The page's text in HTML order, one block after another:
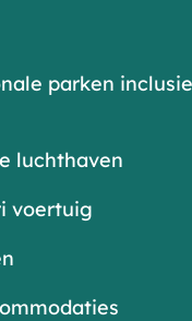
parken
luchthaven
voertuig